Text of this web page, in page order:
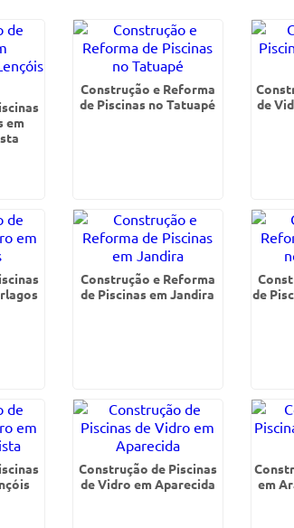
em
Construção e Reforma
de Piscinas no Tatuapé
de
Construção e Reforma
de Piscinas em Jandira
de
Construção de Piscinas
de Vidro em Aparecida
em